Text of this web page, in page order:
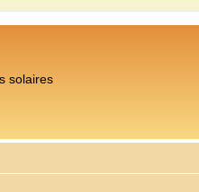
solaires